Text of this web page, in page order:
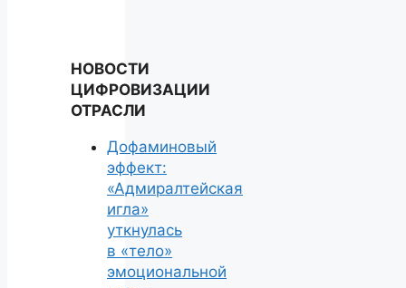
НОВОСТИ
ЦИФРОВИЗАЦИИ
ОТРАСЛИ
Дофаминовый
эффект:
«Адмиралтейская
игла»
уткнулась
в «тело»
эмоциональной